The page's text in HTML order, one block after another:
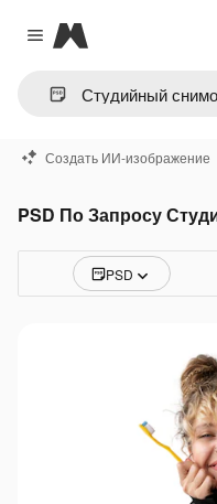
Close menu
Magnific
Создать ИИ-изображение
PSD По Запросу
PSD